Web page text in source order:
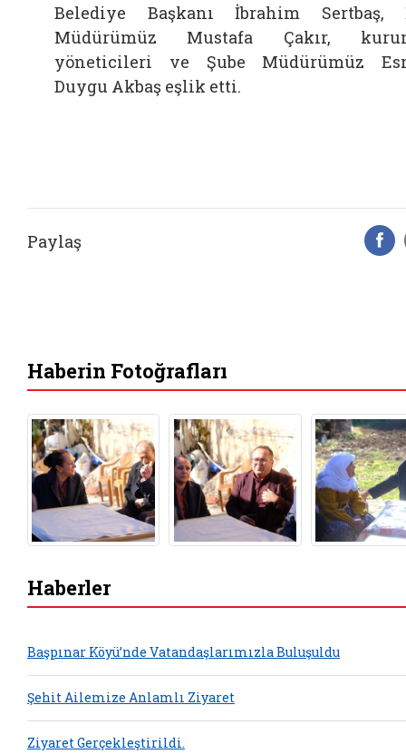
Belediye Başkanı İbrahim Sertbaş,
Müdürümüz Mustafa Çakır,
yöneticileri ve Şube Müdürümüz
Duygu Akbaş eşlik etti.
Paylaş
Haberin Fotoğrafları
Haberler
Başpınar Köyü’nde Vatandaşlarımızla Buluşuldu
Şehit Ailemize Anlamlı Ziyaret
Ziyaret Gerçekleştirildi.